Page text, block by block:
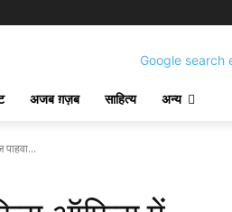
अजब ग़ज़ब साहित्य अन्य